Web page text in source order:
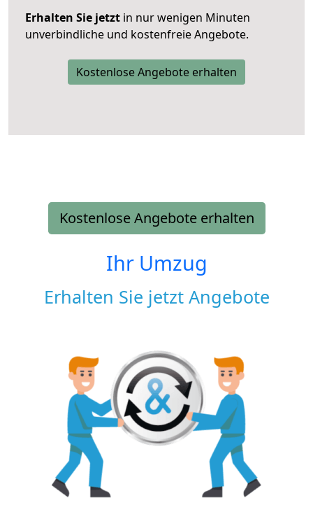
Erhalten Sie jetzt in nur wenigen Minuten
unverbindliche und kostenfreie Angebote.
Kostenlose Angebote erhalten
Kostenlose Angebote erhalten
Ihr Umzug
Erhalten Sie jetzt Angebote